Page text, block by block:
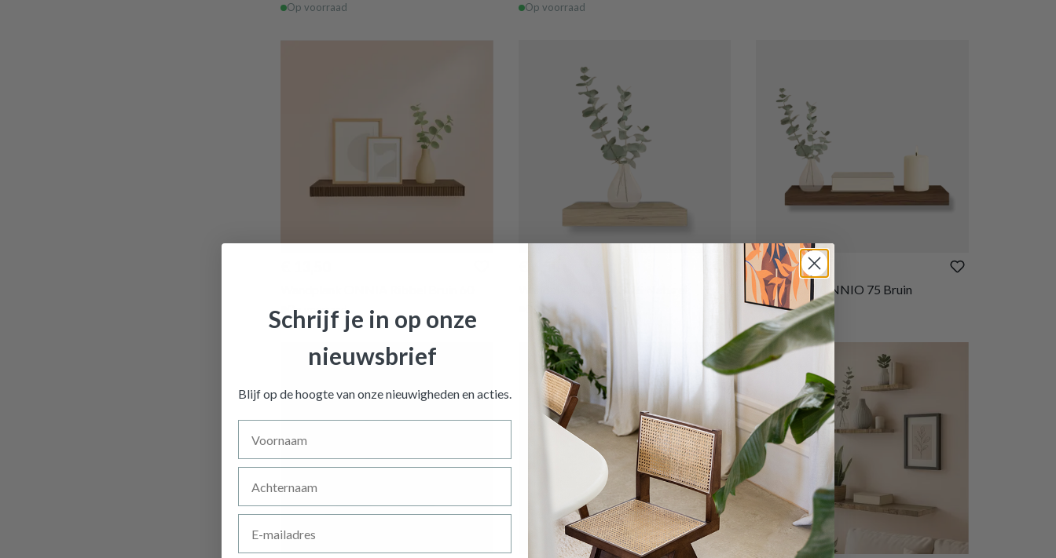
Op voorraad Op voorraad
Op voorraad Op voorraad
€ 13,50
Wandplank ONNIO 75 Bruin
Op voorraad
Schrijf je in op onze
nieuwsbrief
Blijf op de hoogte van onze nieuwigheden enacties.